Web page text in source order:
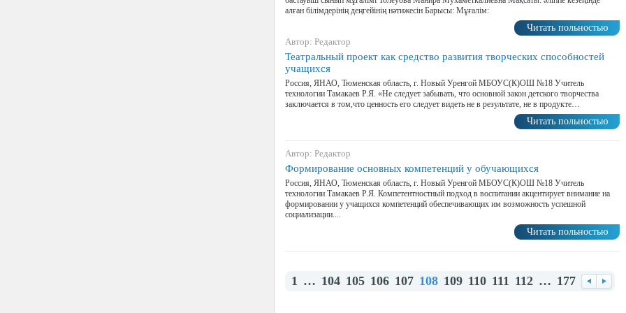
алған білімдерінің деңгейінің нәтижесін Барысы: Мұғалім:
Читать польностью
Автор: Редактор
Театральный проект как средство развития творческих способностей
учащихся
Россия, ЯНАО, Тюменская область, г. Новый Уренгой МБОУС(К)ОШ №18 Учитель
технологии Тамакаев Р.Я. «Не следует забывать, что основной закон детского творчества
заключается в том,что ценность его следует видеть не в результате, не в продукте…
Читать польностью
Автор: Редактор
Формирование основных компетенций у обучающихся
Россия, ЯНАО, Тюменская область, г. Новый Уренгой МБОУС(К)ОШ №18 Учитель
технологии Тамакаев Р.Я. Компетентностный подход в воспитании акцентирует внимание на
формировании у учащихся компетенций обеспечивающих им возможность успешной
социализации....
Читать польностью
1 … 104 105 106 107 108 109 110 111 112 … 177